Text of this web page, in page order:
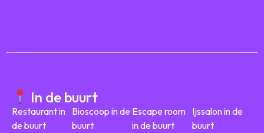
In de buurt
Restaurant in
de buurt
Bioscoop in de
buurt
Escape room
in de buurt
Ijssalon in de
buurt